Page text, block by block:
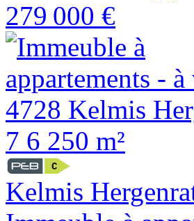
279 000 €
7 6 250 m²
Kelmis